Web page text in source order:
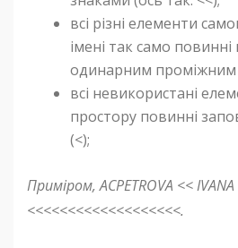
всі різні елементи
імені так само
одинарним проміжним
всі невикористані
простору повинні
(<);
Приміром, АСPETROVА << IVANА
<<<<<<<<<<<<<<<<<<<.